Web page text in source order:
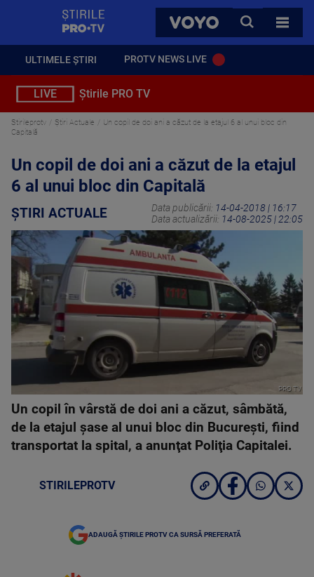
VOYO
CAUTA
TOATE
ULTIMELE ȘTIRI PROTV NEWS LIVE
LIVE Știrile PRO TV
Stirileprotv Știri Actuale
Un copil de doi ani a căzut de la etajul 6 al unui bloc din
Capitală
Un copil de doi ani a căzut de la etajul
6 al unui bloc din Capitală
ȘTIRI ACTUALE Data publicării: 14-04-2018 | 16:17
Data actualizării: 14-08-2025 | 22:05
PRO TV
Un copil în vârstă de doi ani a căzut, sâmbătă,
de la etajul şase al unui bloc din Bucureşti, fiind
transportat la spital, a anunţat Poliţia Capitalei.
STIRILEPROTV
ADAUGĂ ȘTIRILE PROTV CA SURSĂ PREFERATĂ